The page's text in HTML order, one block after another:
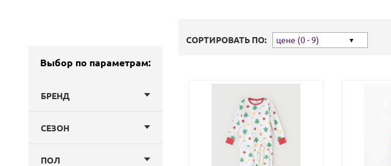
Выбор по параметрам:
БРЕНД
СЕЗОН
ПОЛ
СОРТИРОВАТЬ ПО: цене (0 - 9)